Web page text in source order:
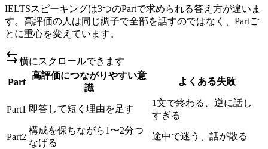
IELTSスピーキングは3つのPartで求められる答え方が違いま
す。高評価の人は同じ調子で全部を話すのではなく、Partご
とに重心を変えています。
横にスクロールできます
Part
高評価につながりやすい意
識
よくある失敗
Part1 即答して短く理由を足す
1文で終わる、逆に話し
すぎる
Part2
構成を保ちながら1〜2分つ
なげる
途中で迷う、話が散る